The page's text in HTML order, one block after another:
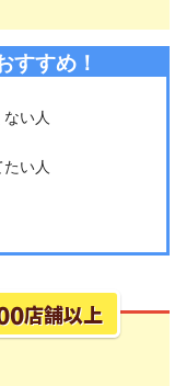
すすめ！
い人
い人